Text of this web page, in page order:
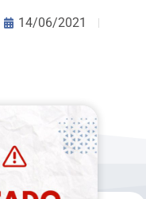
14/06/2021